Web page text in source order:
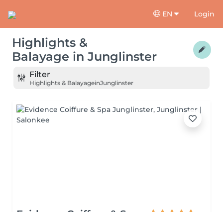
EN Login
Highlights &
Balayage in Junglinster
Filter
Highlights & BalayageinJunglinster